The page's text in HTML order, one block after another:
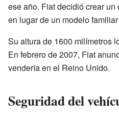
ese año. Fiat decidió crear
en lugar de un modelo
Su altura de 1600 milímetros
En febrero de 2007, Fiat
vendería en el Reino Unido.
Seguridad del